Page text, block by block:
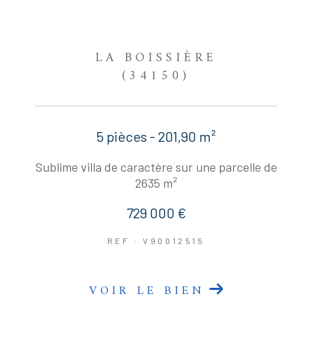
LA BOISSIÈRE
(34150)
5 pièces - 201,90 m²
Sublime villa de caractère sur une parcelle de
2635 m²
729 000 €
REF : V90012515
VOIR LE BIEN